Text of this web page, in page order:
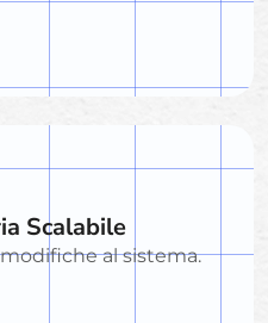
Scalabile
al sistema.